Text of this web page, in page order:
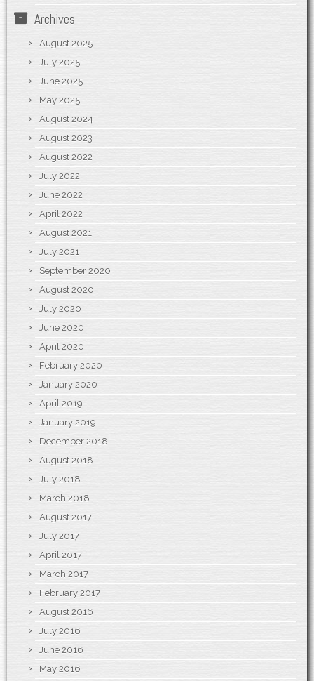
Archives
August 2025
July 2025
June 2025
May 2025
August 2024
August 2023
August 2022
July 2022
June 2022
April 2022
August 2021
July 2021
September 2020
August 2020
July 2020
June 2020
April 2020
February 2020
January 2020
April 2019
January 2019
December 2018
August 2018
July 2018
March 2018
August 2017
July 2017
April 2017
March 2017
February 2017
August 2016
July 2016
June 2016
May 2016